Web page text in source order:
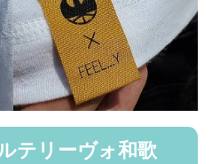
テリーヴォ和歌